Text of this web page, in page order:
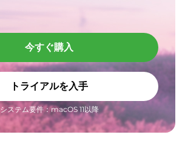
今すぐ購入
トライアルを入手
システム要件：macOS 11以降